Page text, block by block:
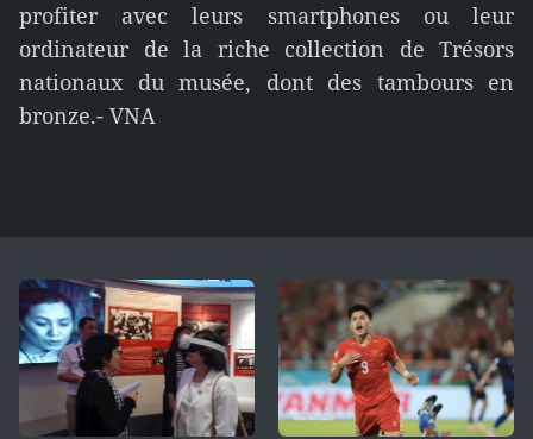
profiter avec leurs smartphones ou leur
ordinateur de la riche collection de Trésors
nationaux du musée, dont des tambours en
bronze.- VNA